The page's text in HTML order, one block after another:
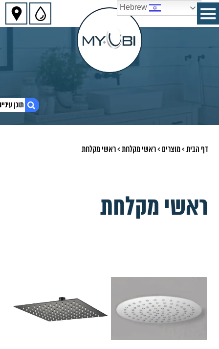
דף הבית >מוצרים >ראשי מקלחת >ראשי מקלחת
ראשי מקלחת
Hebrew